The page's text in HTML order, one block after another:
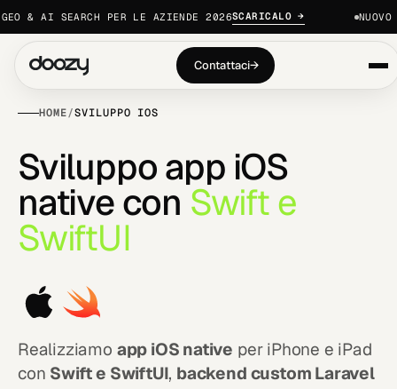
& AI SEARCH PER LE AZIENDE 2026SCARICALO → NUOVO
Contattaci→
HOME/SVILUPPO IOS
Sviluppoapp iOS
nativecon Swifte
SwiftUI
Realizziamo app iOS native per iPhone e iPad
con Swift e SwiftUI, backend custom Laravel